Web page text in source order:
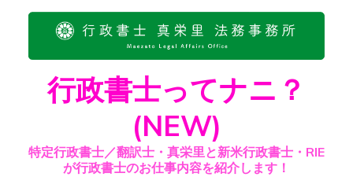
行政書士ってナニ？
(NEW)
特定行政書士／翻訳士・真栄里と新米行政書士・RIE
が行政書士のお仕事内容を紹介します！